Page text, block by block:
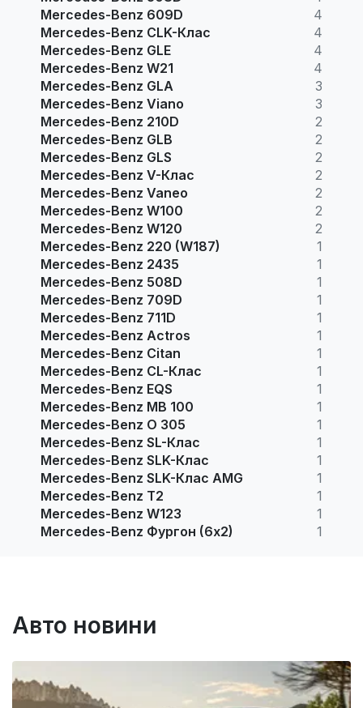
Mercedes-Benz 609D
4
Mercedes-Benz CLK-Клас
4
Mercedes-Benz GLE
4
Mercedes-Benz W21
4
Mercedes-Benz GLA
3
Mercedes-Benz Viano
3
Mercedes-Benz 210D
2
Mercedes-Benz GLB
2
Mercedes-Benz GLS
2
Mercedes-Benz V-Клас
2
Mercedes-Benz Vaneo
2
Mercedes-Benz W100
2
Mercedes-Benz W120
2
Mercedes-Benz 220 (W187)
1
Mercedes-Benz 2435
1
Mercedes-Benz 508D
1
Mercedes-Benz 709D
1
Mercedes-Benz 711D
1
Mercedes-Benz Actros
1
Mercedes-Benz Citan
1
Mercedes-Benz CL-Клас
1
Mercedes-Benz EQS
1
Mercedes-Benz MB 100
1
Mercedes-Benz O 305
1
Mercedes-Benz SL-Клас
1
Mercedes-Benz SLK-Клас
1
Mercedes-Benz SLK-Клас AMG
1
Mercedes-Benz T2
1
Mercedes-Benz W123
1
Mercedes-Benz Фургон (6х2)
1
Авто новини